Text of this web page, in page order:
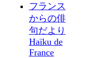
フランス
からの俳
句だより
Haïku de
France